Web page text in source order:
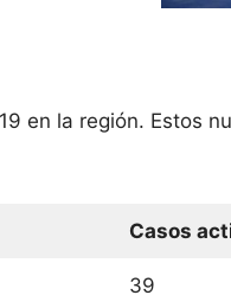
en la región. Estos
Casos
39